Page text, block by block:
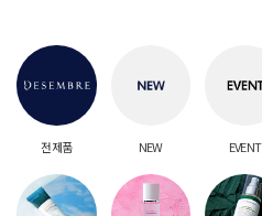
전 제품 NEW EVENT